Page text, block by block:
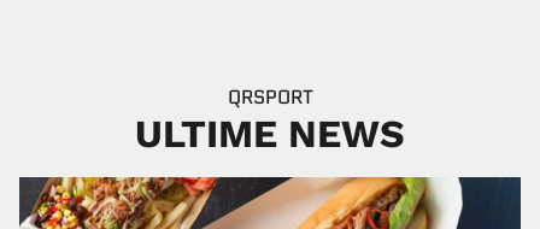
QRSPORT
ULTIME NEWS